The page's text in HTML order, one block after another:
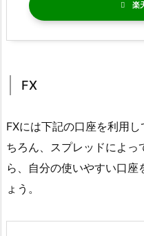
楽
FX
FXには下記の口座を利用
ちろん、スプレッドによ
ら、自分の使いやすい口座
ょう。